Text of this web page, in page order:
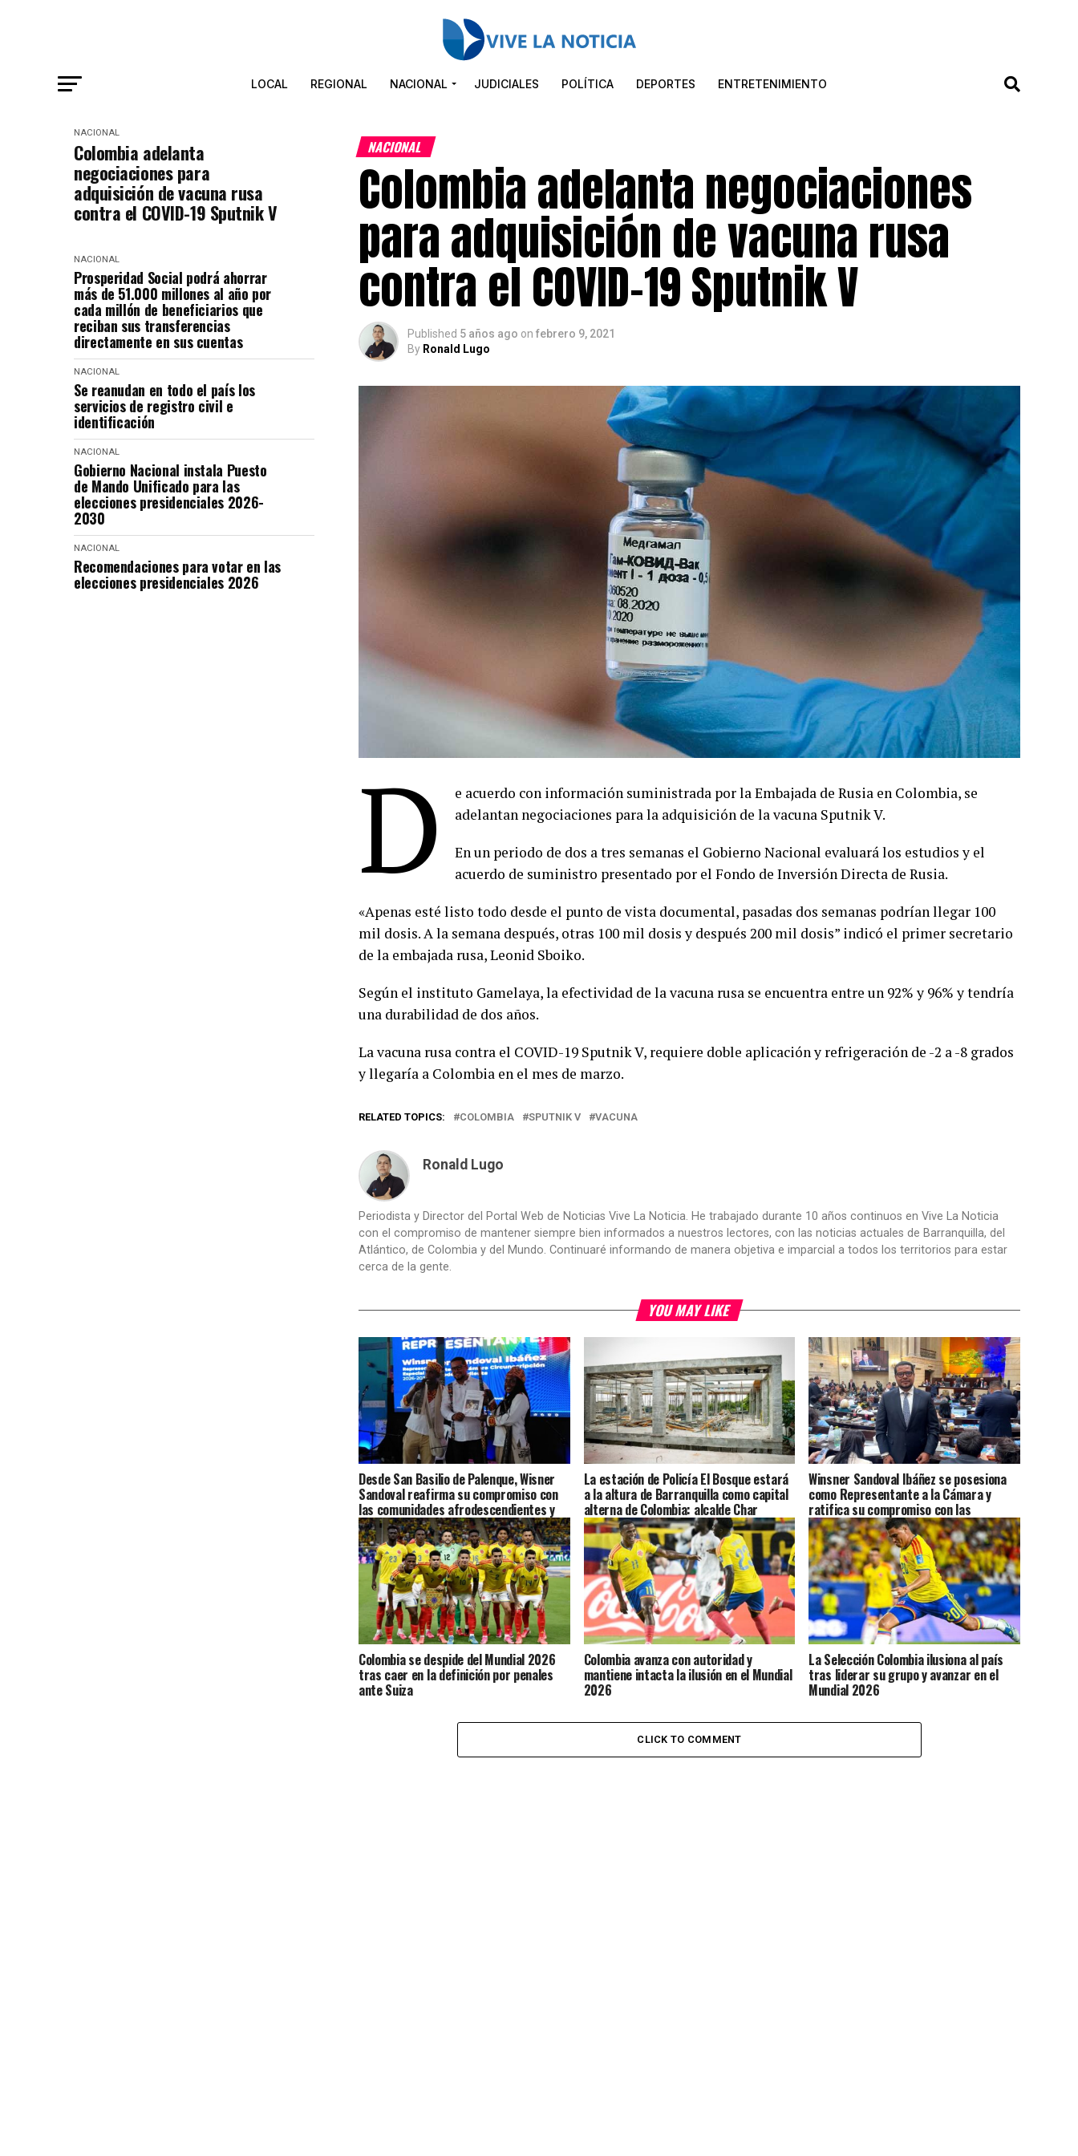
LOCAL REGIONAL NACIONAL JUDICIALES POLÍTICA DEPORTES ENTRETENIMIENTO
NACIONAL
Colombia adelanta
negociaciones para
adquisición de vacuna rusa
contra el COVID-19 Sputnik V
NACIONAL
Prosperidad Social podrá ahorrar
más de 51.000 millones al año por
cada millón de beneficiarios que
reciban sus transferencias
directamente en sus cuentas
NACIONAL
Se reanudan en todo el país los
servicios de registro civil e
identificación
NACIONAL
Gobierno Nacional instala Puesto
de Mando Unificado para las
elecciones presidenciales 2026-
2030
NACIONAL
Recomendaciones para votar en las
elecciones presidenciales 2026
NACIONAL
Colombia adelanta negociaciones
para adquisición de vacuna rusa
contra el COVID-19 Sputnik V
Published 5 años ago on febrero 9, 2021
By Ronald Lugo
D
e acuerdo con información suministrada por la Embajada de Rusia en Colombia, se
adelantan negociaciones para la adquisición de la vacuna Sputnik V.
En un periodo de dos a tres semanas el Gobierno Nacional evaluará los estudios y el
acuerdo de suministro presentado por el Fondo de Inversión Directa de Rusia.
«Apenas esté listo todo desde el punto de vista documental, pasadas dos semanas podrían llegar 100
mil dosis. A la semana después, otras 100 mil dosis y después 200 mil dosis” indicó el primer secretario
de la embajada rusa, Leonid Sboiko.
Según el instituto Gamelaya, la efectividad de la vacuna rusa se encuentra entre un 92% y 96% y tendría
una durabilidad de dos años.
La vacuna rusa contra el COVID-19 Sputnik V, requiere doble aplicación y refrigeración de -2 a -8 grados
y llegaría a Colombia en el mes de marzo.
RELATED TOPICS: COLOMBIA SPUTNIK V VACUNA
Ronald Lugo
Periodista y Director del Portal Web de Noticias Vive La Noticia. He trabajado durante 10 años continuos en Vive La Noticia
con el compromiso de mantener siempre bien informados a nuestros lectores, con las noticias actuales de Barranquilla, del
Atlántico, de Colombia y del Mundo. Continuaré informando de manera objetiva e imparcial a todos los territorios para estar
cerca de la gente.
YOU MAY LIKE
Desde San Basilio de Palenque, Wisner
Sandoval reafirma su compromiso con
las comunidades afrodescendientes y
con la construcción de una mejor
Colombia
La estación de Policía El Bosque estará
a la altura de Barranquilla como capital
alterna de Colombia: alcalde Char
Winsner Sandoval Ibáñez se posesiona
como Representante a la Cámara y
ratifica su compromiso con las
comunidades afrodescendientes y con
Colombia
Colombia se despide del Mundial 2026
tras caer en la definición por penales
ante Suiza
Colombia avanza con autoridad y
mantiene intacta la ilusión en el Mundial
2026
La Selección Colombia ilusiona al país
tras liderar su grupo y avanzar en el
Mundial 2026
CLICK TO COMMENT